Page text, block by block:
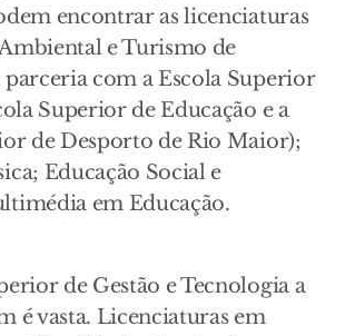
encontrar as licenciaturas
e Turismo de
parceria com a Escola Superior
Superior de Educação e a
de Desporto de Rio Maior);
Educação Social e
em Educação.
de Gestão e Tecnologia a
é vasta. Licenciaturas em